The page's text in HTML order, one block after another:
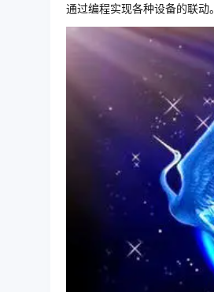
通过编程实现各种设备的联动。